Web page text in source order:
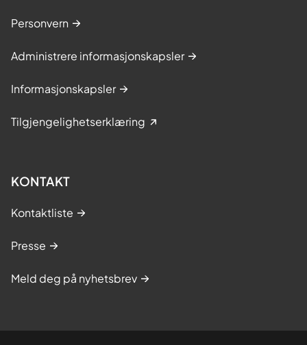
Personvern
Administrere informasjonskapsler
Informasjonskapsler
Tilgjengelighetserklæring
KONTAKT
Kontaktliste
Presse
Meld deg på nyhetsbrev